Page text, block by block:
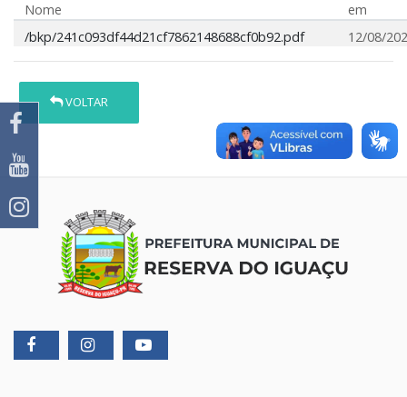
Nome
em
/bkp/241c093df44d21cf7862148688cf0b92.pdf
12/08/
VOLTAR